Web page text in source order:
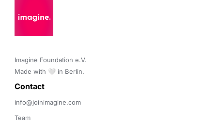
Imagine Foundation e.V.
Made with 🤍 in Berlin.
Contact
info@joinimagine.com
Team